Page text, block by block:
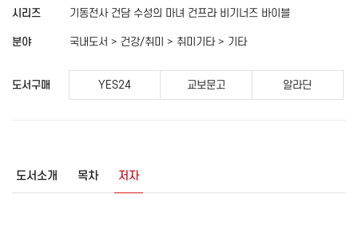
시리즈 기동전사 건담 수성의 마녀 건프라 비기너즈 바이블
분야 국내도서 > 건강/취미 > 취미기타 > 기타
도서구매 YES24 교보문고 알라딘
도서소개 목차 저자